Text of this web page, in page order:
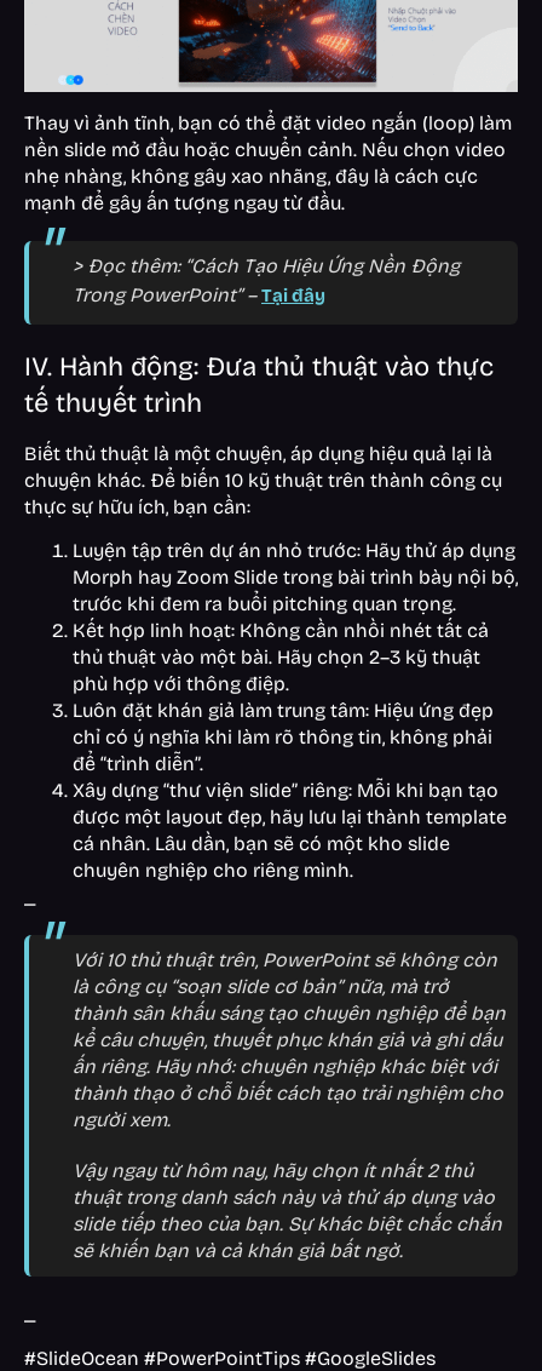
Thay vì ảnh tĩnh, bạn có thể đặt video ngắn (loop) làm
nền slide mở đầu hoặc chuyển cảnh. Nếu chọn video
nhẹ nhàng, không gây xao nhãng, đây là cách cực
mạnh để gây ấn tượng ngay từ đầu.
> Đọc thêm: “Cách Tạo Hiệu Ứng Nền Động
Trong PowerPoint” –Tại đây
IV. Hành động: Đưa thủ thuật vào thực
tế thuyết trình
Biết thủ thuật là một chuyện, áp dụng hiệu quả lại là
chuyện khác. Để biến 10 kỹ thuật trên thành công cụ
thực sự hữu ích, bạn cần:
Luyện tập trên dự án nhỏ trước: Hãy thử áp dụng
Morph hay Zoom Slide trong bài trình bày nội bộ,
trước khi đem ra buổi pitching quan trọng.
Kết hợp linh hoạt: Không cần nhồi nhét tất cả
thủ thuật vào một bài. Hãy chọn 2–3 kỹ thuật
phù hợp với thông điệp.
Luôn đặt khán giả làm trung tâm: Hiệu ứng đẹp
chỉ có ý nghĩa khi làm rõ thông tin, không phải
để “trình diễn”.
Xây dựng “thư viện slide” riêng: Mỗi khi bạn tạo
được một layout đẹp, hãy lưu lại thành template
cá nhân. Lâu dần, bạn sẽ có một kho slide
chuyên nghiệp cho riêng mình.
Với 10 thủ thuật trên, PowerPoint sẽ không còn
là công cụ “soạn slide cơ bản” nữa, mà trở
thành sân khấu sáng tạo chuyên nghiệp để bạn
kể câu chuyện, thuyết phục khán giả và ghi dấu
ấn riêng. Hãy nhớ: chuyên nghiệp khác biệt với
thành thạo ở chỗ biết cách tạo trải nghiệm cho
người xem.
Vậy ngay từ hôm nay, hãy chọn ít nhất 2 thủ
thuật trong danh sách này và thử áp dụng vào
slide tiếp theo của bạn. Sự khác biệt chắc chắn
sẽ khiến bạn và cả khán giả bất ngờ.
#SlideOcean #PowerPointTips #GoogleSlides